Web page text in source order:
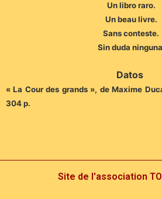
Un libro raro.
Un beau livre.
Sans conteste.
Sin duda
Datos
« La Cour des grands », de Maxime
304 p.
Site de l'association